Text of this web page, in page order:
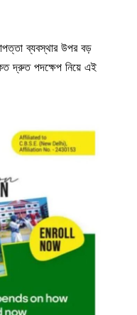
ব্যবস্থার উপর বড়
দ্রুত পদক্ষেপ নিয়ে এই